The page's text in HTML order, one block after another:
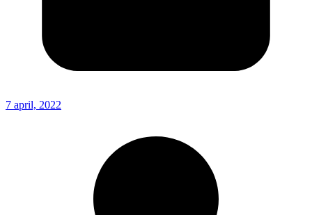
7 april, 2022